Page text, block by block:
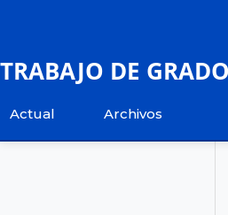
TRABAJO DE
Actual Archivos